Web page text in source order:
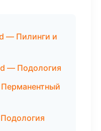
— Пилинги и
— Подология